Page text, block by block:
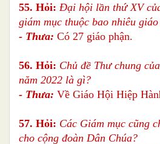
55. Hỏi: Đại hội lần thứ XV
giám mục thuộc bao nhiêu
- Thưa: Có 27 giáo phận.
56. Hỏi: Chủ đề Thư chung
năm 2022 là gì?
- Thưa: Về Giáo Hội Hiệp
57. Hỏi: Các Giám mục cũng
cho cộng đoàn Dân Chúa?